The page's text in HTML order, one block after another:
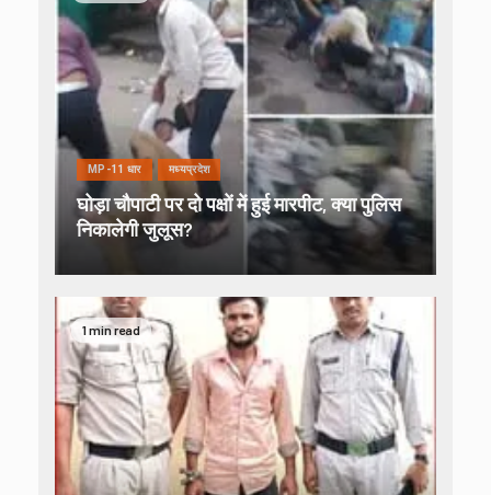
MP-11 धार मध्यप्रदेश
घोड़ा चौपाटी पर दो पक्षों में हुई मारपीट, क्या पुलिस
निकालेगी जुलूस?
1 min read